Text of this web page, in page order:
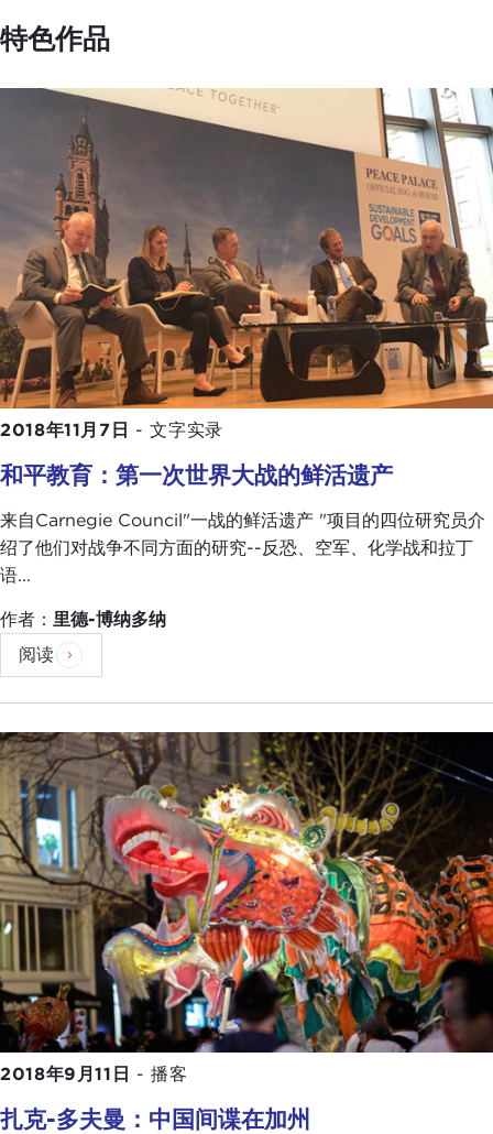
特色作品
2018年11月7日 - 文字实录
和平教育：第一次世界大战的鲜活遗产
来自Carnegie Council"一战的鲜活遗产 "项目的四位研究员介
绍了他们对战争不同方面的研究--反恐、空军、化学战和拉丁
语...
作者： 里德-博纳多纳
阅读
2018年9月11日 - 播客
扎克-多夫曼：中国间谍在加州